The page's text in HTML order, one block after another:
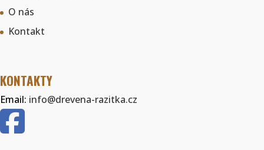
O nás
Kontakt
KONTAKTY
Email: info@drevena-razitka.cz